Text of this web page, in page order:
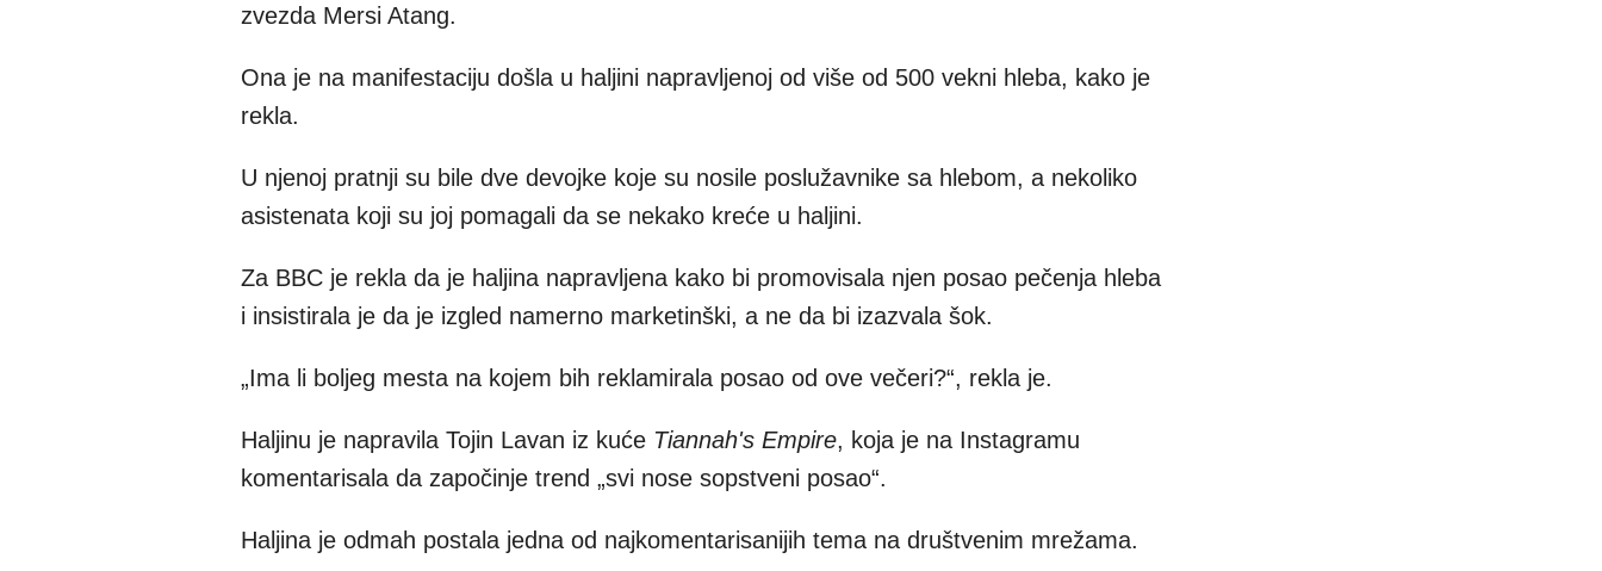
zvezda Mersi Atang.
Ona je na manifestaciju došla u haljini napravljenoj od više od 500 vekni hleba, kako je
rekla.
U njenoj pratnji su bile dve devojke koje su nosile poslužavnike sa hlebom, a nekoliko
asistenata koji su joj pomagali da se nekako kreće u haljini.
Za BBC je rekla da je haljina napravljena kako bi promovisala njen posao pečenja hleba
i insistirala je da je izgled namerno marketinški, a ne da bi izazvala šok.
„Ima li boljeg mesta na kojem bih reklamirala posao od ove večeri?“, rekla je.
Haljinu je napravila Tojin Lavan iz kuće Tiannah's Empire, koja je na Instagramu
komentarisala da započinje trend „svi nose sopstveni posao“.
Haljina je odmah postala jedna od najkomentarisanijih tema na društvenim mrežama.